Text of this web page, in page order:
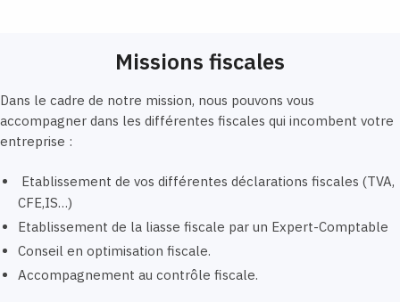
Missions fiscales
Dans le cadre de notre mission, nous pouvons vous
accompagner dans les différentes fiscales qui incombent votre
entreprise :
Etablissement de vos différentes déclarations fiscales (TVA,
CFE,IS…)
Etablissement de la liasse fiscale par un Expert-Comptable
Conseil en optimisation fiscale.
Accompagnement au contrôle fiscale.